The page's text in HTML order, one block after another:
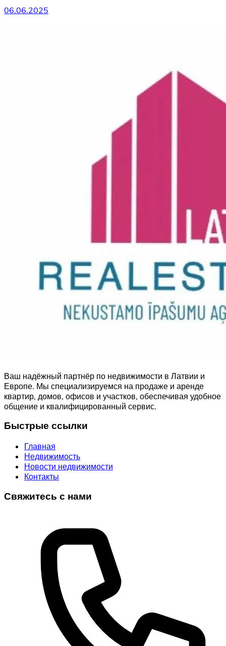
06.06.2025
Ваш надёжный партнёр по недвижимости в Латвии и
Европе. Мы специализируемся на продаже и аренде
квартир, домов, офисов и участков, обеспечивая удобное
общение и квалифицированный сервис.
Быстрые ссылки
Главная
Недвижимость
Новости недвижимости
Контакты
Свяжитесь с нами